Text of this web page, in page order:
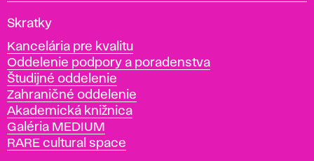
V
s
o
k
á
š
k
o
Skratky
Kancelária pre kvalitu
Oddelenie podpory a poradenstva
Študijné oddelenie
Zahraničné oddelenie
Akademická knižnica
Galéria MEDIUM
RARE cultural space